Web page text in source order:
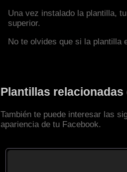
Una vez instalado la plantilla,
superior.
No te olvides que si la plantilla
Plantillas relacionadas
También te puede interesar las
apariencia de tu Facebook.